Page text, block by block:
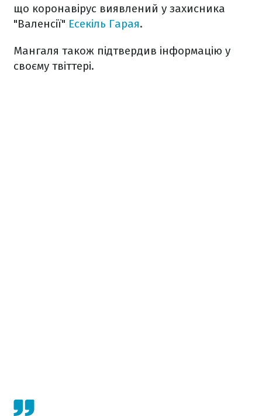
що коронавірус виявлений у захисника
"Валенсії" Есекіль Гарая.
Мангаля також підтвердив інформацію у
своєму твіттері.